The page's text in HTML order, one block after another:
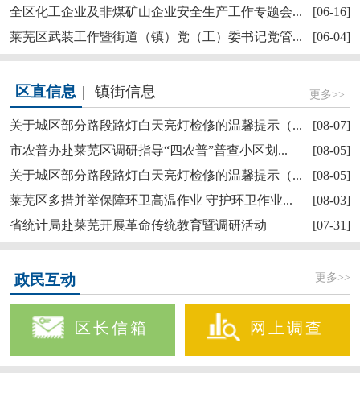
莱芜区委理论学习中心组进行集体学习
全区化工企业及非煤矿山企业安全生产工作专题会...
[06-16]
莱芜区武装工作暨街道（镇）党（工）委书记党管...
[06-04]
区直信息 | 镇街信息 更多>>
关于城区部分路段路灯白天亮灯检修的温馨提示（...
[08-07]
市农普办赴莱芜区调研指导“四农普”普查小区划...
[08-05]
关于城区部分路段路灯白天亮灯检修的温馨提示（...
[08-05]
莱芜区多措并举保障环卫高温作业 守护环卫作业...
[08-03]
省统计局赴莱芜开展革命传统教育暨调研活动
[07-31]
政民互动 更多>>
区长信箱 网上调查